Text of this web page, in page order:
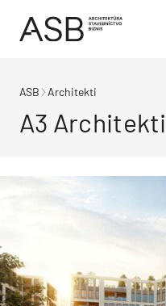
ASB Architekti
A3 Architekti